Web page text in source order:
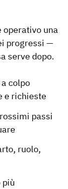
operativo una
progressi —
serve dopo.
colpo
e richieste
passi
ruolo,
più